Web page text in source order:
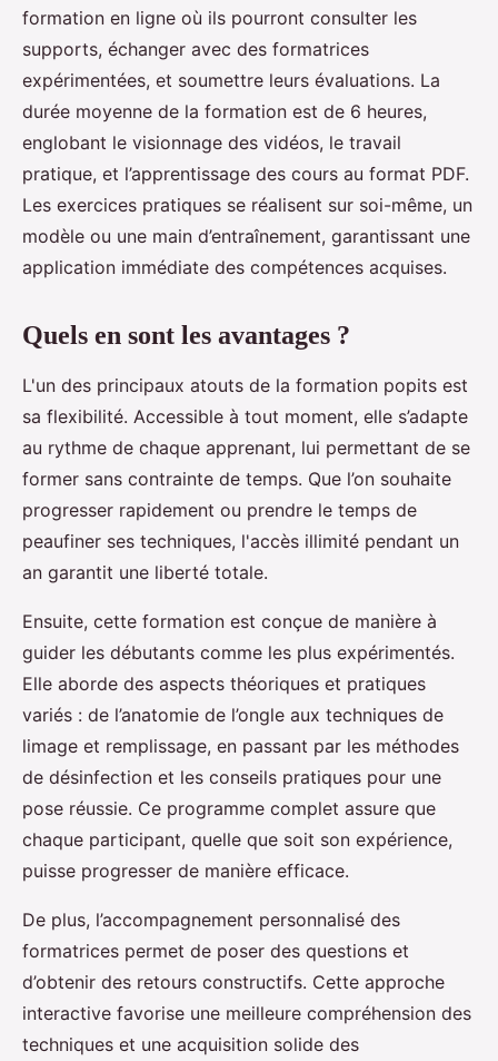
formation en ligne où ils pourront consulter les
supports, échanger avec des formatrices
expérimentées, et soumettre leurs évaluations. La
durée moyenne de la formation est de 6 heures,
englobant le visionnage des vidéos, le travail
pratique, et l’apprentissage des cours au format PDF.
Les exercices pratiques se réalisent sur soi-même, un
modèle ou une main d’entraînement, garantissant une
application immédiate des compétences acquises.
Quels en sont les avantages ?
L'un des principaux atouts de la formation popits est
sa flexibilité. Accessible à tout moment, elle s’adapte
au rythme de chaque apprenant, lui permettant de se
former sans contrainte de temps. Que l’on souhaite
progresser rapidement ou prendre le temps de
peaufiner ses techniques, l'accès illimité pendant un
an garantit une liberté totale.
Ensuite, cette formation est conçue de manière à
guider les débutants comme les plus expérimentés.
Elle aborde des aspects théoriques et pratiques
variés : de l’anatomie de l’ongle aux techniques de
limage et remplissage, en passant par les méthodes
de désinfection et les conseils pratiques pour une
pose réussie. Ce programme complet assure que
chaque participant, quelle que soit son expérience,
puisse progresser de manière efficace.
De plus, l’accompagnement personnalisé des
formatrices permet de poser des questions et
d’obtenir des retours constructifs. Cette approche
interactive favorise une meilleure compréhension des
techniques et une acquisition solide des